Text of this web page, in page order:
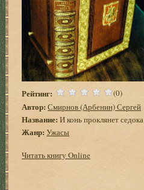
Рейтинг: (0)
Автор: Смирнов (Арбенин) Сергей
Название: И конь проклянет седока
Жанр: Ужасы
Читать книгу Online